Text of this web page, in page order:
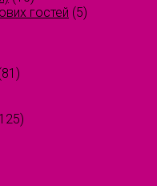
гостей (5)